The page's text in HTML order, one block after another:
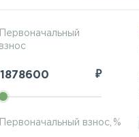
Первоначальный
взнос
₽
Первоначальный взнос, %